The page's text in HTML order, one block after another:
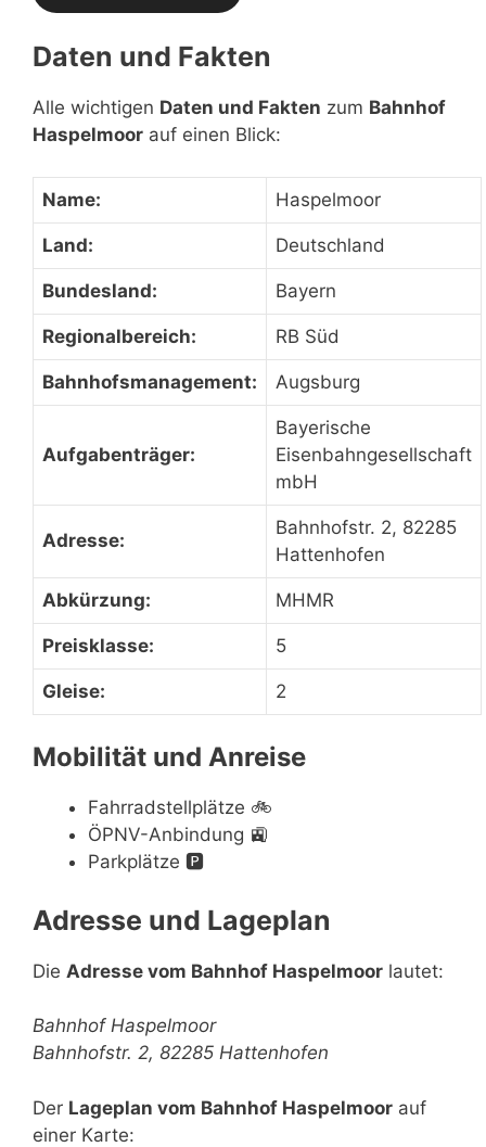
Daten und Fakten
Alle wichtigen Daten und Fakten zum Bahnhof
Haspelmoor auf einen Blick:
Name: Haspelmoor
Land: Deutschland
Bundesland: Bayern
Regionalbereich: RB Süd
Bahnhofsmanagement: Augsburg
Aufgabenträger:
Bayerische
Eisenbahngesellschaft
mbH
Adresse:
Bahnhofstr. 2, 82285
Hattenhofen
Abkürzung: MHMR
Preisklasse: 5
Gleise: 2
Mobilität und Anreise
Fahrradstellplätze 🚲
ÖPNV-Anbindung 🚉
Parkplätze 🅿️
Adresse und Lageplan
Die Adresse vom Bahnhof Haspelmoor lautet:
Bahnhof Haspelmoor
Bahnhofstr. 2, 82285 Hattenhofen
Der Lageplan vom Bahnhof Haspelmoor auf
einer Karte: